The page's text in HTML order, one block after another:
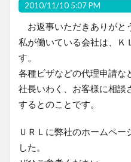
2010/11/10 5:07 PM
お返事いただきありがと
私が働いている会社は、Ｋ
す。
各種ビザなどの代理申請な
社長いわく、お客様に相談
するとのことです。
ＵＲＬに弊社のホームペー
した。